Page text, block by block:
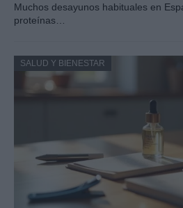
Muchos desayunos habituales en
proteínas…
SALUD Y BIENESTAR